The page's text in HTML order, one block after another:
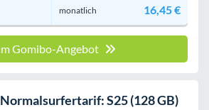
monatlich
16,45 €
Gomibo-Angebot
S25 (128 GB)